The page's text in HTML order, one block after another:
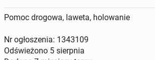
Pomoc drogowa, laweta, holowanie
Nr ogłoszenia: 1343109
Odświeżono 5 sierpnia